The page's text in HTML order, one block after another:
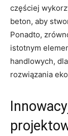
częściej
beton, aby
Ponadto,
istotnym
handlowych,
rozwiązania